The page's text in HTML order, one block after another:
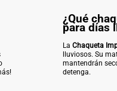
¿Qué
para días
LaChaqueta
lluviosos. Su
mantendrán
detenga.